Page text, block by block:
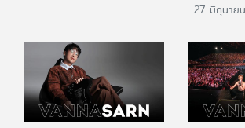
27 มิถุนาย